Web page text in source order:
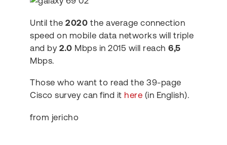
Until the2020 the average connection
speed on mobile data networks will triple
and by 2.0 Mbps in 2015 will reach6,5
Mbps.
Those who want to read the 39-page
Cisco survey can find it here (in English).
from jericho